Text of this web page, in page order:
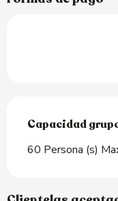
Capacidad
Capacidad
60 Persona (s)